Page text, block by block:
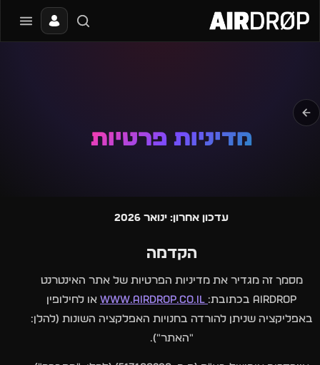
טיפ: אפשר להקליד שם אומן, עיר, תאריך או שם חג.
מדיניות פרטיות
עדכון אחרון: ינואר 2026
הקדמה
מסמך זה מגדיר את מדיניות הפרטיות של אתר האינטרנט
Airdrop בכתובת:
או לחילופין
באפליקציה שניתן להורדה בחנויות האפלקציה השונות (להלן:
"האתר").